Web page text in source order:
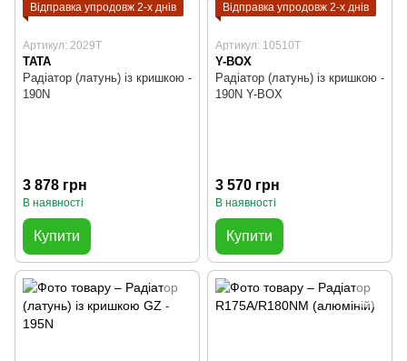
Відправка упродовж 2-х днів
Артикул: 2029T
TATA
Радіатор (латунь) із кришкою -
190N
3 878 грн
В наявності
Купити
Відправка упродовж 2-х днів
Артикул: 10510T
Y-BOX
Радіатор (латунь) із кришкою -
190N Y-BOX
3 570 грн
В наявності
Купити